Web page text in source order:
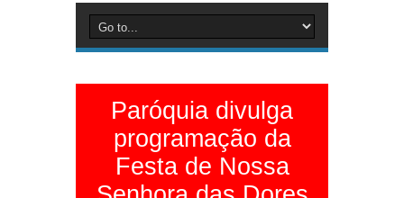
Paróquia divulga
programação da
Festa de Nossa